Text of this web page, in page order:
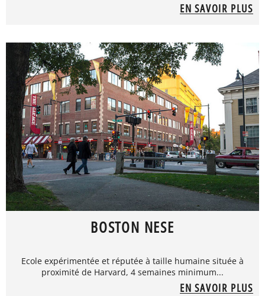
EN SAVOIR PLUS
BOSTON NESE
Ecole expérimentée et réputée à taille humaine située à
proximité de Harvard, 4 semaines minimum...
EN SAVOIR PLUS